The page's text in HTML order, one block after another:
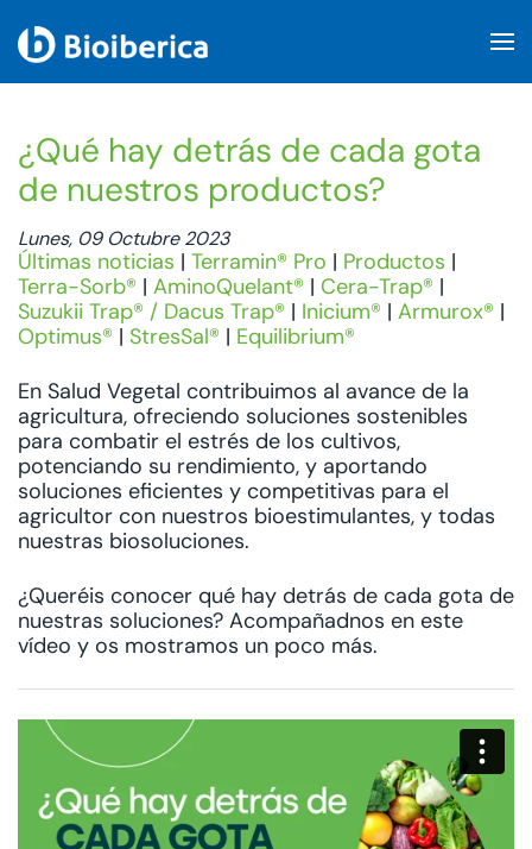
¿Qué hay detrás de cada gota
de nuestros productos?
Lunes, 09 Octubre 2023
Últimas noticias | Terramin® Pro | Productos |
Terra-Sorb® | AminoQuelant® | Cera-Trap® |
Suzukii Trap® / Dacus Trap® | Inicium® | Armurox® |
Optimus® | StresSal® | Equilibrium®
En Salud Vegetal contribuimos al avance de la
agricultura, ofreciendo soluciones sostenibles
para combatir el estrés de los cultivos,
potenciando su rendimiento, y aportando
soluciones eficientes y competitivas para el
agricultor con nuestros bioestimulantes, y todas
nuestras biosoluciones.
¿Queréis conocer qué hay detrás de cada gota de
nuestras soluciones? Acompañadnos en este
vídeo y os mostramos un poco más.